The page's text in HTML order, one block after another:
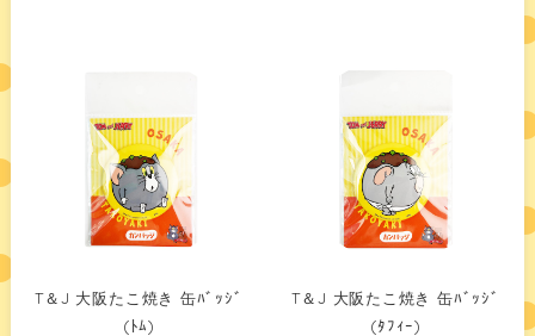
T＆J 大阪たこ焼き 缶ﾊﾞｯｼﾞ
(ﾄﾑ)
T＆J 大阪たこ焼き 缶ﾊﾞｯｼﾞ
(ﾀﾌｨｰ)